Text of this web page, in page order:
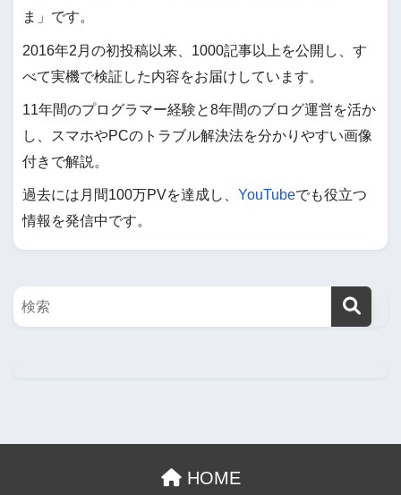
ま」です。
2016年2月の初投稿以来、1000記事以上を公開し、す
べて実機で検証した内容をお届けしています。
11年間のプログラマー経験と8年間のブログ運営を活か
し、スマホやPCのトラブル解決法を分かりやすい画像
付きで解説。
過去には月間100万PVを達成し、 YouTubeでも役立つ
情報を発信中です。
HOME